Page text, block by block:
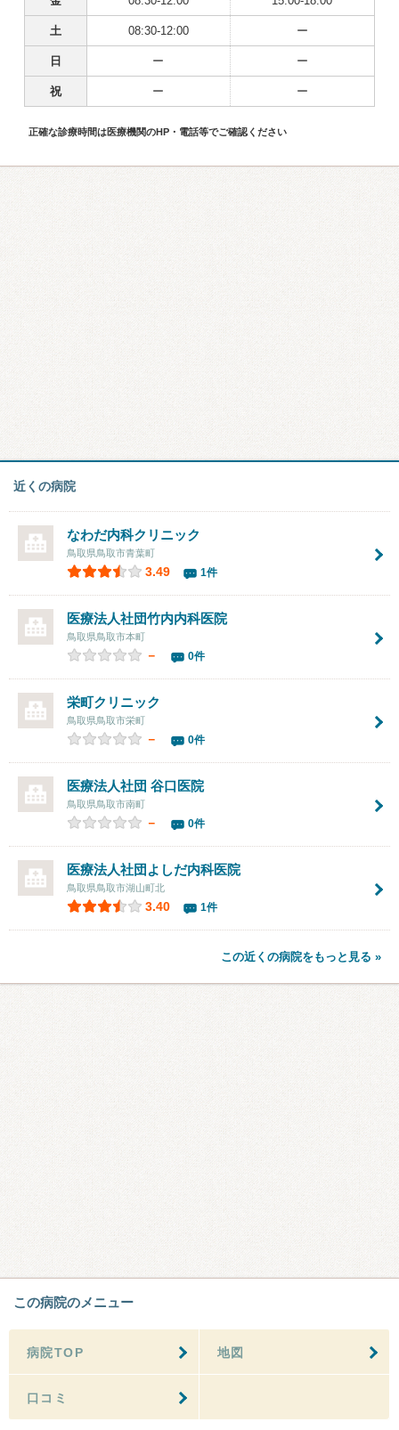
土 08:30-12:00 ー
日 ー ー
祝 ー ー
正確な診療時間は医療機関のHP・電話等でご確認ください
近くの病院
なわだ内科クリニック
鳥取県鳥取市青葉町
3.49 1件
医療法人社団竹内内科医院
鳥取県鳥取市本町
－ 0件
栄町クリニック
鳥取県鳥取市栄町
－ 0件
医療法人社団 谷口医院
鳥取県鳥取市南町
－ 0件
医療法人社団よしだ内科医院
鳥取県鳥取市湖山町北
3.40 1件
この近くの病院をもっと見る »
この病院のメニュー
病院TOP 地図
口コミ